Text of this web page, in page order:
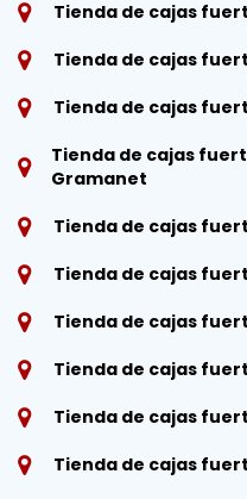
Tienda de cajas
Tienda de cajas
Tienda de cajas
Tienda de cajas
Gramanet
Tienda de cajas
Tienda de cajas
Tienda de cajas
Tienda de cajas
Tienda de cajas
Tienda de cajas